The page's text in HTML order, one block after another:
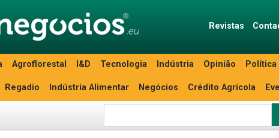
Revistas
Agroflorestal I&D Tecnologia Indústria Opinião
Regadio Indústria Alimentar Negócios Crédito Agrícola